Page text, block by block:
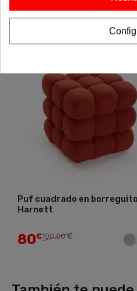
Puf cuadrado en borreguito
Harnett
80€100,00 €